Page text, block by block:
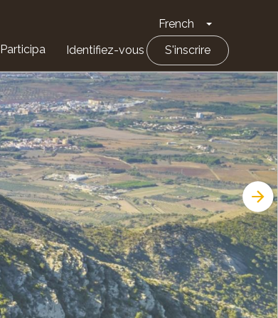
French Toggle
Participa Identifiez-vous S'inscrire